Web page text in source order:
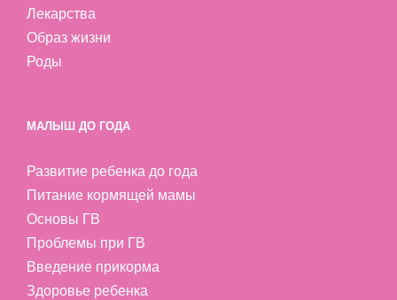
Лекарства
Образ жизни
Роды
МАЛЫШ ДО ГОДА
Развитие ребенка до года
Питание кормящей мамы
Основы ГВ
Проблемы при ГВ
Введение прикорма
Здоровье ребенка